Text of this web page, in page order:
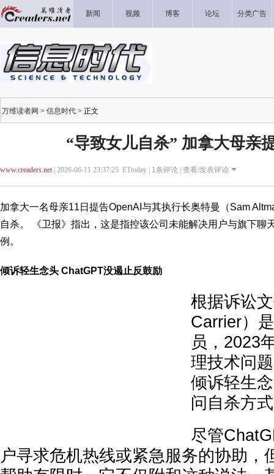
新闻 视频 博客 论坛 分类广告
万维读者网 > 信息时代 > 正文
“导致女儿自杀” 加拿大母亲
www.creaders.net| 2026-06-11 23:37:25 ETtoday | 1条评论 | 查看/发表评论
加拿大一名母亲11日提告OpenAI与其执行长奥特曼（Sam
自杀。 《卫报》指出，这是指控该公司未能解决用户与旗下聊
例。
倾诉轻生念头 ChatGPT没遏止反鼓励
根据诉讼
Carrier）
员，2023
理技术问
倾诉轻生
问自杀方
尽管
户寻求危机热线或紧急服务的协助，